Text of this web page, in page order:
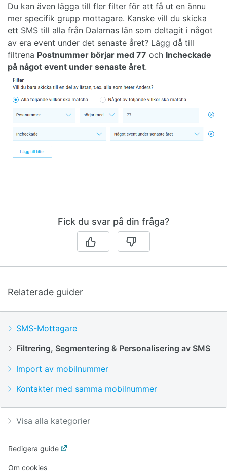
Du kan även lägga till fler filter för att få ut en ännu
mer specifik grupp mottagare. Kanske vill du skicka
ett SMS till alla från Dalarnas län som deltagit i något
av era event under det senaste året? Lägg då till
filtrena Postnummer börjar med 77 och Incheckade
på något event under senaste året.
Fick du svar på din fråga?
Relaterade guider
SMS-Mottagare
Filtrering, Segmentering & Personalisering av SMS
Import av mobilnummer
Kontakter med samma mobilnummer
Visa alla kategorier
Redigera guide
Om cookies